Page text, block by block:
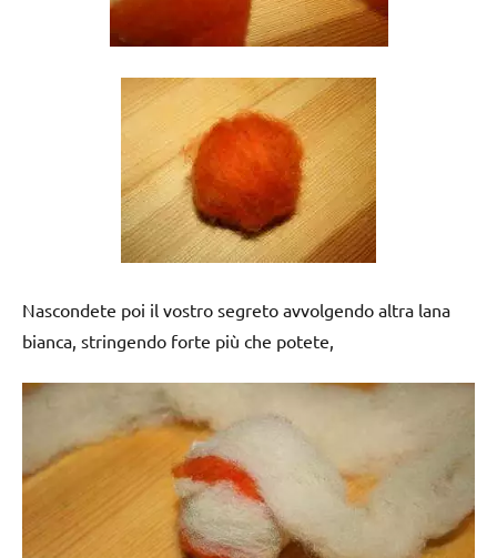
Nascondete poi il vostro segreto avvolgendo altra lana
bianca, stringendo forte più che potete,